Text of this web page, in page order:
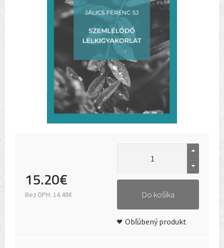
15.20€
Bez DPH: 14.48€ Do košíka
Obľúbený produkt